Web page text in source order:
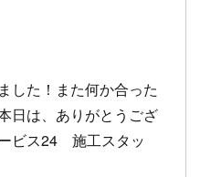
した！また何か合った
日は、ありがとうござ
ビス24 施工スタッ